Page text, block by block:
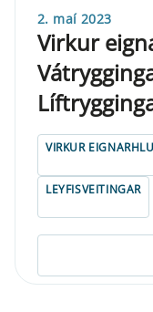
2. maí 2023
Virkur
VIRKUR
LEYFISVEITINGAR